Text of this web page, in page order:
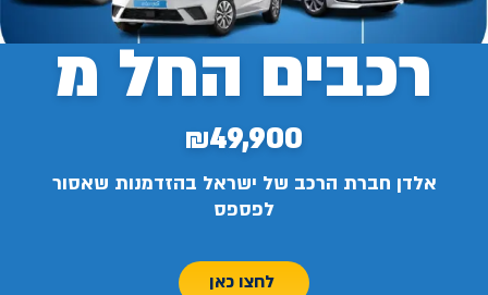
רכבים החל מ
₪49,900
אלדן חברת הרכב של ישראל בהזדמנות שאסור
לפספס
לחצו כאן